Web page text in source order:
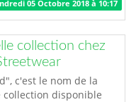
notamment le
masculin
de l’ouest, le meilleur
et le meilleur
Révélé par
Mag…
05 Octobre 2018 à 10:17
collection chez
c'est le nom de la
collection disponible